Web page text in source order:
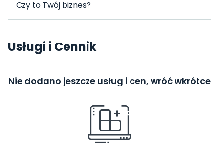
Czy to Twój biznes?
Usługi i Cennik
Nie dodano jeszcze usług i cen, wróć wkrótce